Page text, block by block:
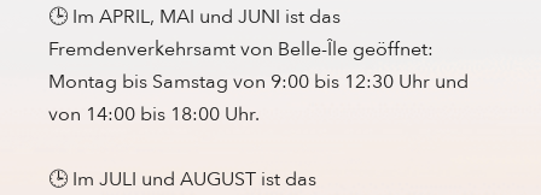
🕒 Im APRIL, MAI und JUNI ist das
Fremdenverkehrsamt von Belle-Île geöffnet:
Montag bis Samstag von 9:00 bis 12:30 Uhr und
von 14:00 bis 18:00 Uhr.
🕒 Im JULI und AUGUST ist das